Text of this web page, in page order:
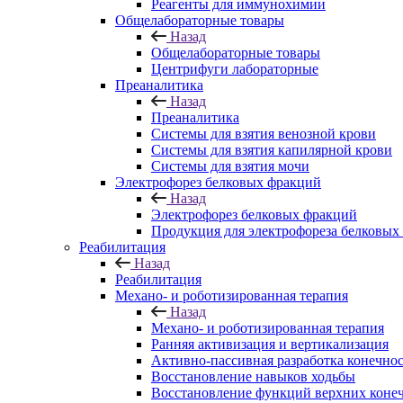
Реагенты для иммунохимии
Общелабораторные товары
Назад
Общелабораторные товары
Центрифуги лабораторные
Преаналитика
Назад
Преаналитика
Системы для взятия венозной крови
Системы для взятия капилярной крови
Системы для взятия мочи
Электрофорез белковых фракций
Назад
Электрофорез белковых фракций
Продукция для электрофореза
Реабилитация
Назад
Реабилитация
Механо- и роботизированная терапия
Назад
Механо- и роботизированная терапия
Ранняя активизация и вертикализация
Активно-пассивная разработка
Восстановление навыков ходьбы
Восстановление функций верхних